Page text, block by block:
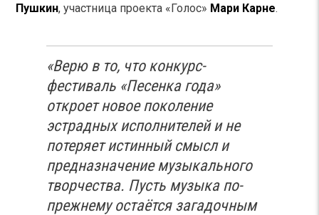
Пушкин, участница проекта «Голос» Мари Карне.
«Верю в то, что конкурс-
фестиваль «Песенка года»
откроет новое поколение
эстрадных исполнителей и не
потеряет истинный смысл и
предназначение музыкального
творчества. Пусть музыка по-
прежнему остаётся загадочным